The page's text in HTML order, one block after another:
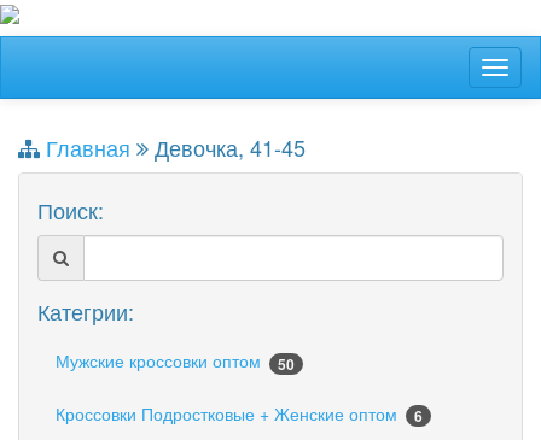
Главная
Девочка, 41-45
Поиск:
Категрии:
Мужские кроссовки оптом 50
Кроссовки Подростковые + Женские оптом 6